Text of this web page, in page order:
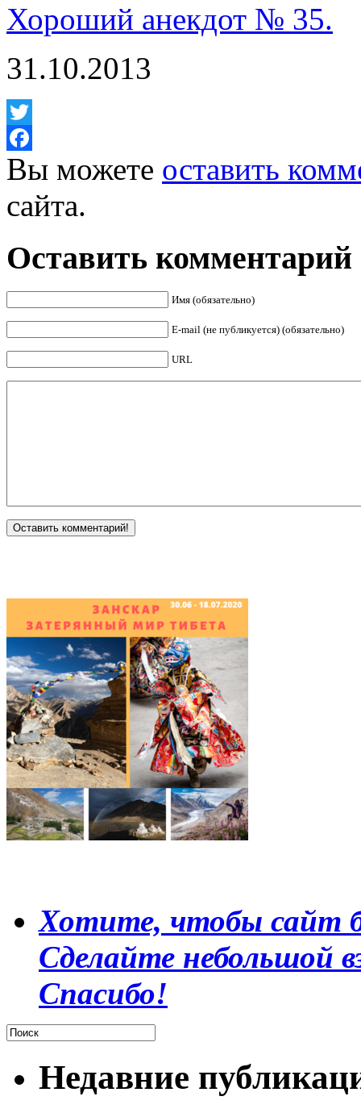
Хороший анекдот № 35.
31.10.2013
Twitter
Facebook
Вы можете оставить
сайта.
Оставить комментарий
Имя (обязательно)
E-mail (не публикуется) (обязательно)
URL
Хотите, чтобы сайт
Сделайте небольшой
Спасибо!
Недавние